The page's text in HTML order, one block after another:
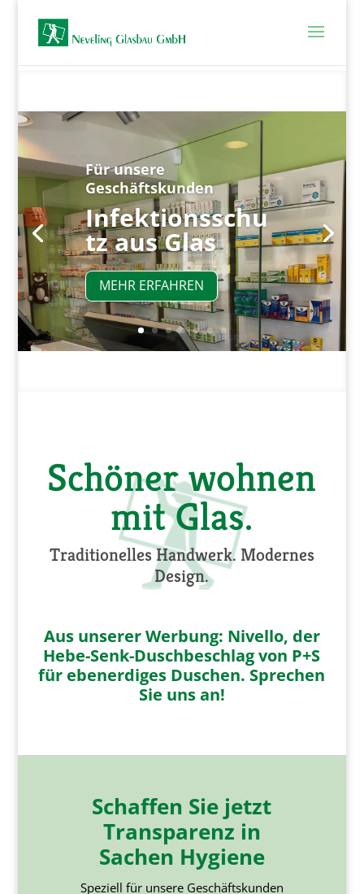
Für unsere
Geschäftskunden
Infektionsschu
tz aus Glas
MEHR ERFAHREN
Schöner wohnen
mit Glas.
Traditionelles Handwerk. Modernes
Design.
Aus unserer Werbung: Nivello, der
Hebe-Senk-Duschbeschlag von P+S
für ebenerdiges Duschen. Sprechen
Sie uns an!
Schaffen Sie jetzt
Transparenz in
Sachen Hygiene
Speziell für unsere Geschäftskunden